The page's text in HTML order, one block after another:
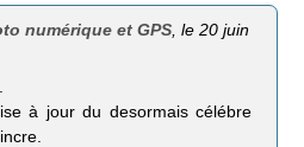
numérique et GPS , le 20 juin
à jour du desormais célébre